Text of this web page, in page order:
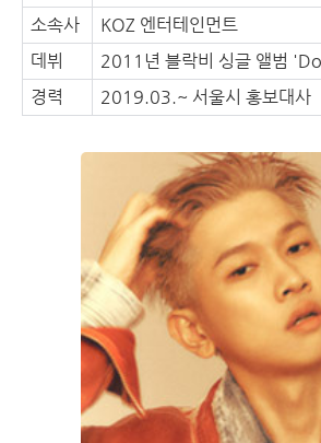
소속사
KOZ 엔터테인먼트
데뷔
2011년 블락비 싱글 앨범
경력
2019.03.~ 서울시 홍보대사